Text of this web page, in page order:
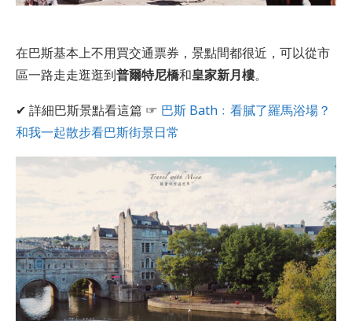
在巴斯基本上不用買交通票券，景點間都很近，可以從市
區一路走走逛逛到普爾特尼橋和皇家新月樓。
✔ 詳細巴斯景點看這篇 ☞ 巴斯 Bath﹕看膩了羅馬浴場？
和我一起散步看巴斯街景日常